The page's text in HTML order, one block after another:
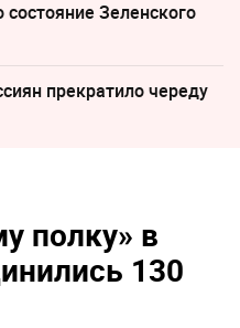
Зеленского
прекратило череду
полку» в
130